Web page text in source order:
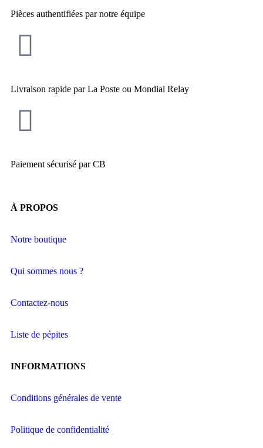
Pièces authentifiées par notre équipe
Livraison rapide par La Poste ou Mondial Relay
Paiement sécurisé par CB
À PROPOS
Notre boutique
Qui sommes nous ?
Contactez-nous
Liste de pépites
INFORMATIONS
Conditions générales de vente
Politique de confidentialité